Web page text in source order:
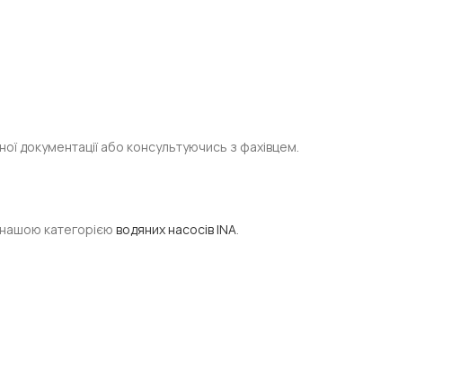
документації або консультуючись з фахівцем.
нашою категорієюводяних насосів INA.